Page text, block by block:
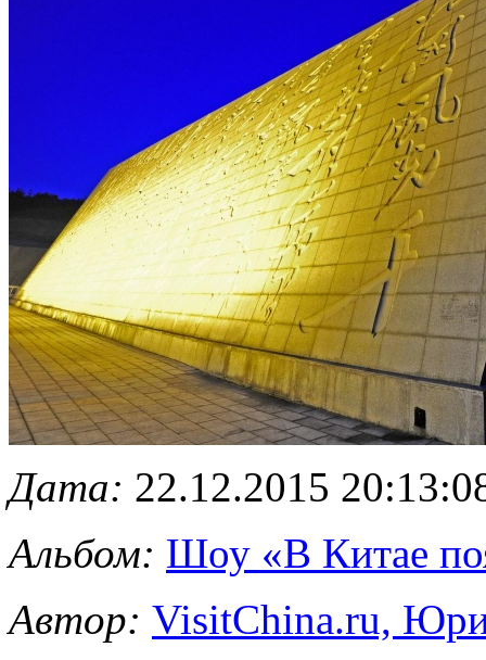
Дата: 22.12.2015
Альбом: Шоу «В Китае
Автор: VisitChina.ru,